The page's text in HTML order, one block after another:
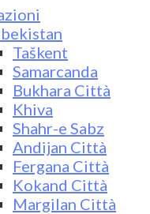
Taškent
Samarcanda
Bukhara Città
Khiva
Shahr-e Sabz
Andijan Città
Fergana Città
Kokand Città
Margilan Città